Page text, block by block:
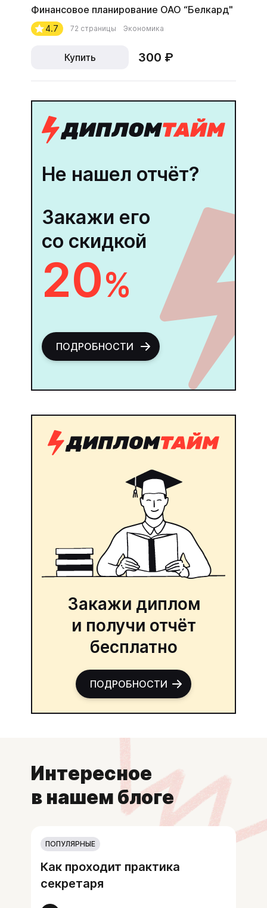
Финансовое планирование ОАО “Белкард"
4.7 72 страницы Экономика
Купить 300 ₽
Не нашел отчёт?
Закажи его
со скидкой
20%
ПОДРОБНОСТИ
Закажи диплом
и получи отчёт
бесплатно
ПОДРОБНОСТИ
Интересное
в нашем блоге
ПОПУЛЯРНЫЕ
Как проходит практика
секретаря